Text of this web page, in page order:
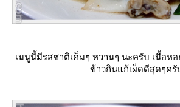
เมนูนี้มีรสชาติเค็มๆ หวานๆ นะครับ เนื้อห
ข้าวกินแก้เผ็ดดีสุดๆครั